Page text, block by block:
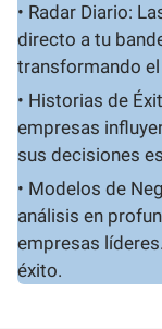
• Radar Diario:
directo a tu
transformando
• Historias de
empresas
sus decisiones
• Modelos de
análisis en
empresas
éxito.